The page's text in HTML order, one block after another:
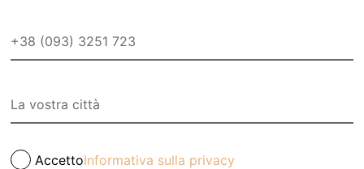
AccettoInformativa sulla privacy